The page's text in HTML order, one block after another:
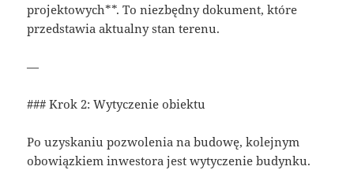
projektowych**. To niezbędny dokument, które
przedstawia aktualny stan terenu.
—
### Krok 2: Wytyczenie obiektu
Po uzyskaniu pozwolenia na budowę, kolejnym
obowiązkiem inwestora jest wytyczenie budynku.